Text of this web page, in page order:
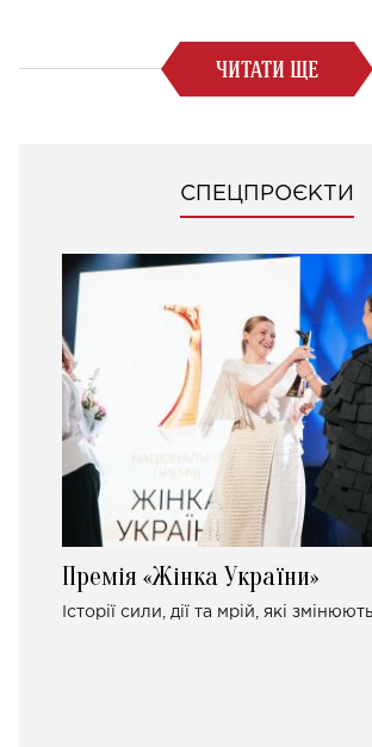
ЧИТАТИ ЩЕ
СПЕЦПРОЄКТИ
Премія «Жінка України»
Історії сили, дії та мрій, які